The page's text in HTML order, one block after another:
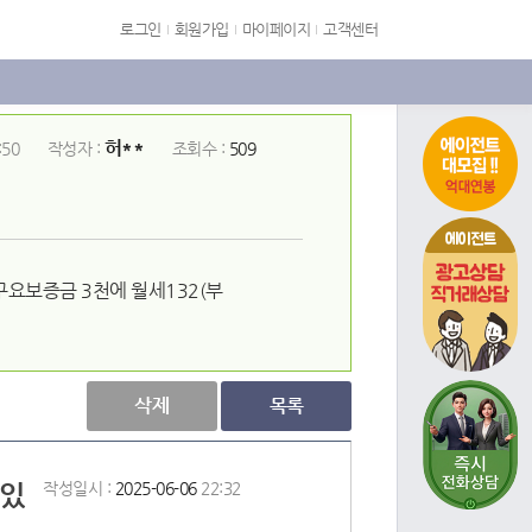
로그인 회원가입 마이페이지 고객센터
에이전트
작성자 : 허** 조회수 : 509
요보증금 3천에 월세132(부
삭제 목록
작성일시 : 2025-06-0622:32